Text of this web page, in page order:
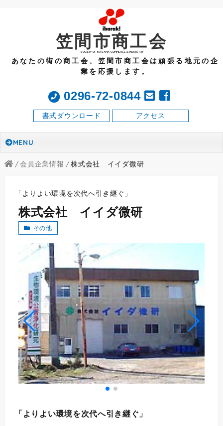
笠間市商工会
SOCIETY OF KASAMA COMMERCE & INDUSTRY
あなたの街の商工会、笠間市商工会は頑張る地元の企
業を応援します。
0296-72-0844
アクセス
書式ダウンロード
MENU
会員企業情報 株式会社 イイダ微研
「よりよい環境を次代へ引き継ぐ 」
株式会社 イイダ微研
その他
「 よりよい環境を次代へ引き継ぐ 」